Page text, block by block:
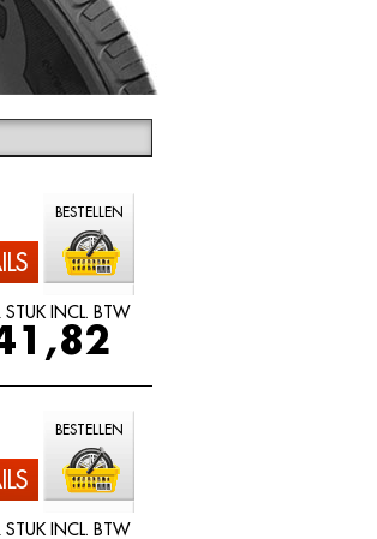
BESTELLEN
STUK INCL. BTW
BESTELLEN
STUK INCL. BTW